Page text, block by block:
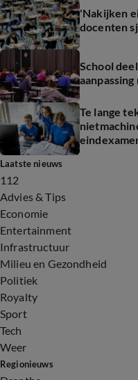
'Nakijken
docenten
School
Te lange
Laatste nieuws
112
Advies & Tips
Economie
Entertainment
Infrastructuur
Milieu en Gezondheid
Politiek
Royalty
Sport
Tech
Weer
Regionieuws